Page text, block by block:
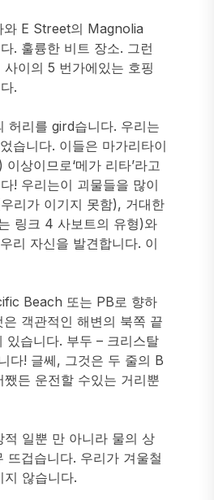
와 E Street의 Magnolia
. 훌륭한 비트 장소. 그런
이의 5 번가에있는 호핑
.
허리를 gird습니다. 우리는
습니다. 이들은 마가리타이
상이므로‘메가 리타’라고
! 우리는이 괴물들을 많이
리가 이기지 못함), 거대한
링크 4 사보트의 유형)와
리 자신을 발견합니다. 이
Beach 또는 PB로 향하
객관적인 해변의 북쪽 끝
습니다. 부두 – 크리스탈
다! 글쎄, 그것은 두 줄의 B
든 운전할 수있는 거리뿐
일뿐 만 아니라 물의 상
뜨겁습니다. 우리가 겨울철
않습니다.